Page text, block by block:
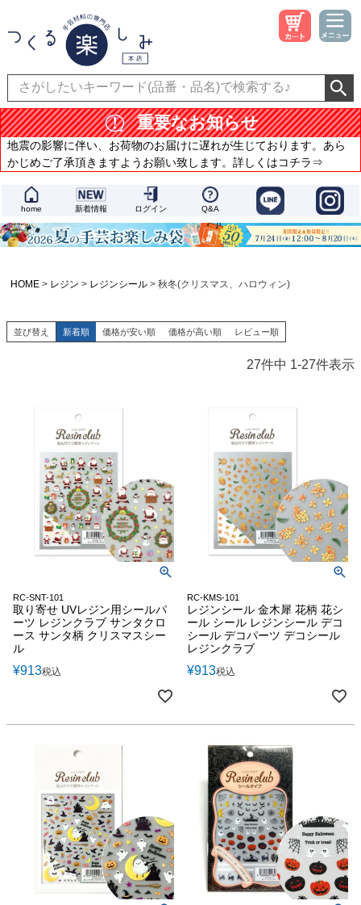
重要なお知らせ
地震の影響に伴い、お荷物のお届けに遅れが生じております。あら
かじめご了承頂きますようお願い致します。詳しくはコチラ⇒
home 新着情報 ログイン Q&A
HOME レジン レジンシール 秋冬(クリスマス、ハロウィン)
並び替え 新着順 価格が安い順 価格が高い順 レビュー順
27件中 1-27件表示
RC-SNT-101
取り寄せ UVレジン用シールパ
ーツ レジンクラブ サンタクロ
ース サンタ柄 クリスマスシー
ル
¥913税込
RC-KMS-101
レジンシール 金木犀 花柄 花シ
ール シール レジンシール デコ
シール デコパーツ デコシール
レジンクラブ
¥913税込